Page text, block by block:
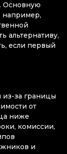
Основную
например,
альтернативу,
если первый
из-за границы
от
ниже
комиссии,
и